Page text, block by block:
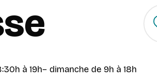
à 19h– dimanche de 9h à 18h